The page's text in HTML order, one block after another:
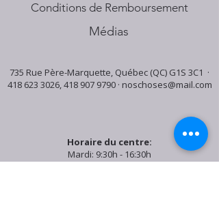
Conditions de Remboursement
Médias
735 Rue Père-Marquette, Québec (QC) G1S 3C1 ·
418 623 3026,418 907 9790· noschoses@mail.com
Horaire du centre:
Mardi: 9:30h - 16:30h